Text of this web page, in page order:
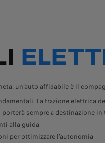
un’auto affidabile è il
La trazione elettrica
porterà sempre a destinazione
alla guida
per ottimizzare l’autonomia